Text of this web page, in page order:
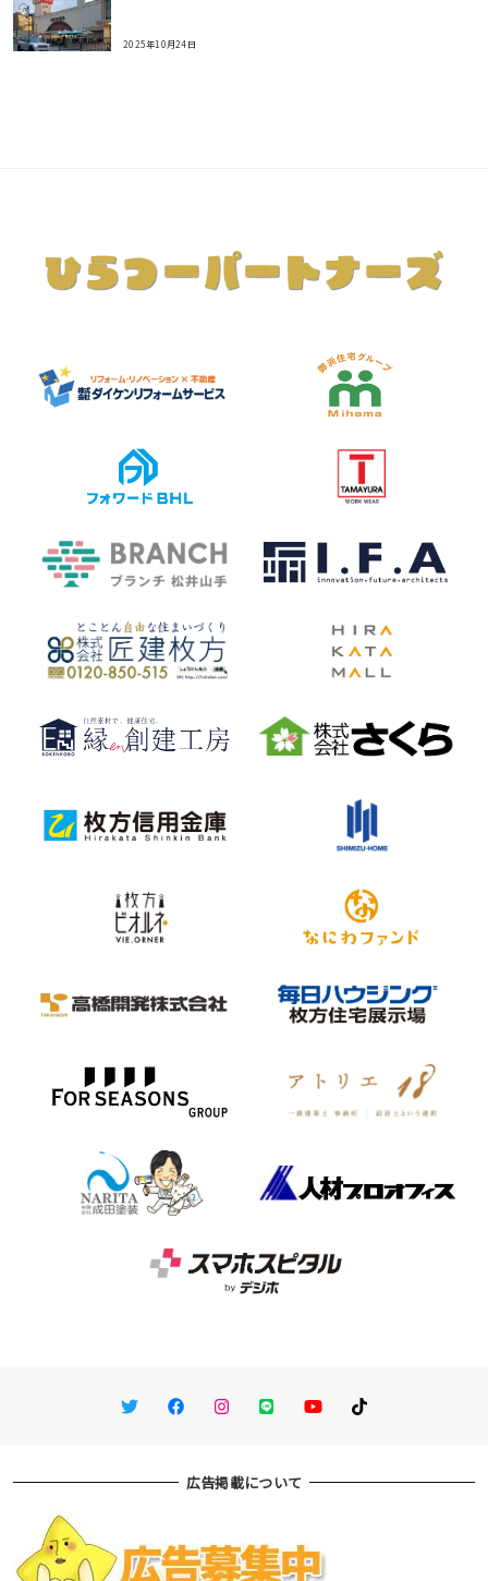
2025年10月24日
TwitterFacebookInstagram
LINE You TubeTikTok
広告掲載について